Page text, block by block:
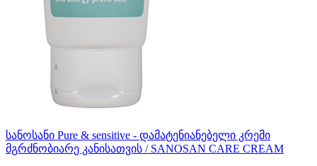
სანოსანი Pure & sensitive - დამატენიანებელი კრემი
მგრძნობიარე კანისათვის / SANOSAN CARE CREAM